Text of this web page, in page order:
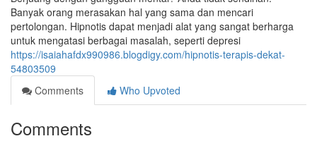
Banyak orang merasakan hal yang sama dan mencari
pertolongan. Hipnotis dapat menjadi alat yang sangat berharga
untuk mengatasi berbagai masalah, seperti depresi
https://isaiahafdx990986.blogdigy.com/hipnotis-terapis-dekat-
54803509
Comments
Who Upvoted
Comments